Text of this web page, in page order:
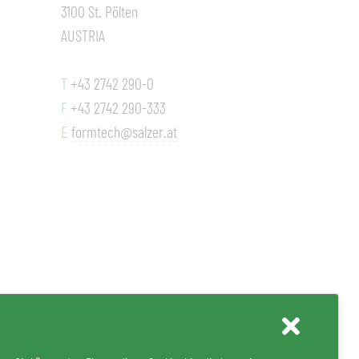
3100 St. Pölten
AUSTRIA
T +43 2742 290-0
F +43 2742 290-333
E formtech@salzer.at